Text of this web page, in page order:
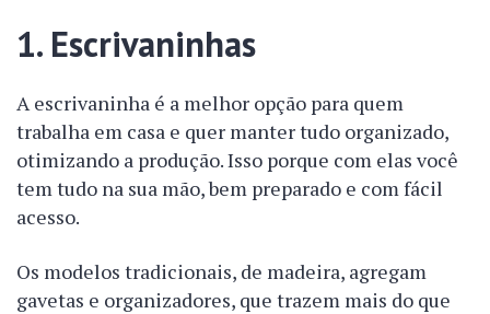
1. Escrivaninhas
A escrivaninha é a melhor opção para quem
trabalha em casa e quer manter tudo organizado,
otimizando a produção. Isso porque com elas você
tem tudo na sua mão, bem preparado e com fácil
acesso.
Os modelos tradicionais, de madeira, agregam
gavetas e organizadores, que trazem mais do que